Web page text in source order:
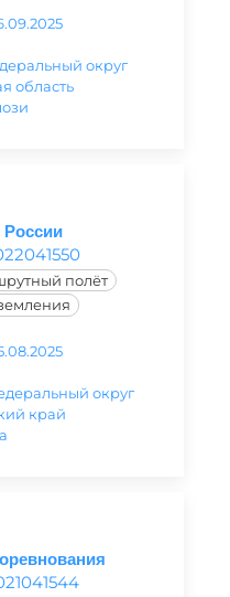
округ
область
России
полёт
округ
край